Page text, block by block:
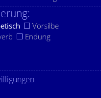
Vorsilbe
Endung